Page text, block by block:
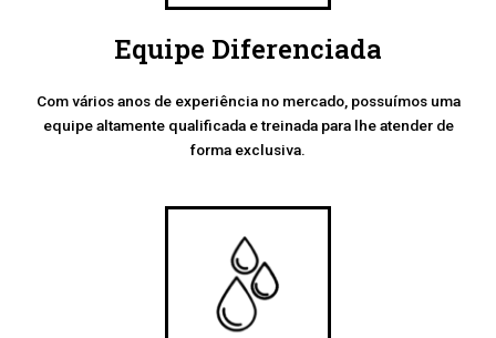
Equipe Diferenciada
Com vários anos de experiência no mercado, possuímos uma
equipe altamente qualificada e treinada para lhe atender de
forma exclusiva.